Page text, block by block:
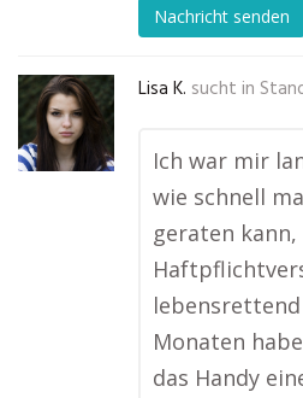
Nachricht senden
Lisa K. sucht in
Ich war mir
wie schnell
geraten
Monaten
das Handy